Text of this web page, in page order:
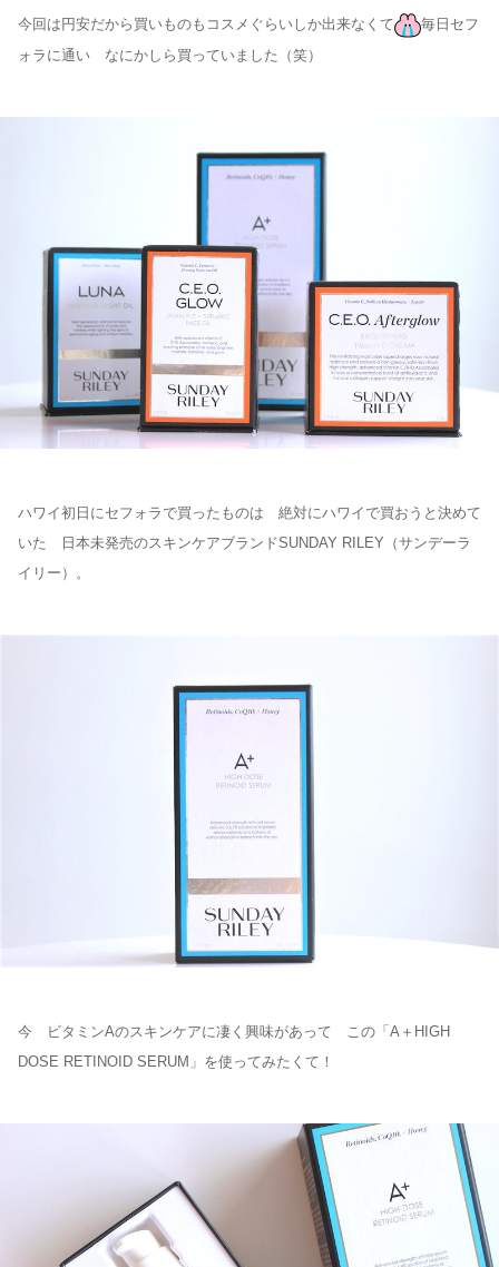
今回は円安だから買いものもコスメぐらいしか出来なくて
毎日セフ
ォラに通い なにかしら買っていました（笑）
ハワイ初日にセフォラで買ったものは 絶対にハワイで買おうと決めて
いた 日本未発売のスキンケアブランドSUNDAY RILEY（サンデーラ
イリー）。
今 ビタミンAのスキンケアに凄く興味があって この「A＋HIGH
DOSE RETINOID SERUM」を使ってみたくて！